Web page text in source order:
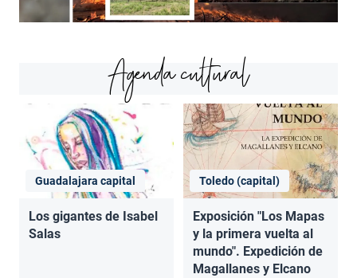
Agenda cultural
Guadalajara capital
Los gigantes de Isabel
Salas
Toledo (capital)
Exposición "Los Mapas
y la primera vuelta al
mundo". Expedición de
Magallanes y Elcano